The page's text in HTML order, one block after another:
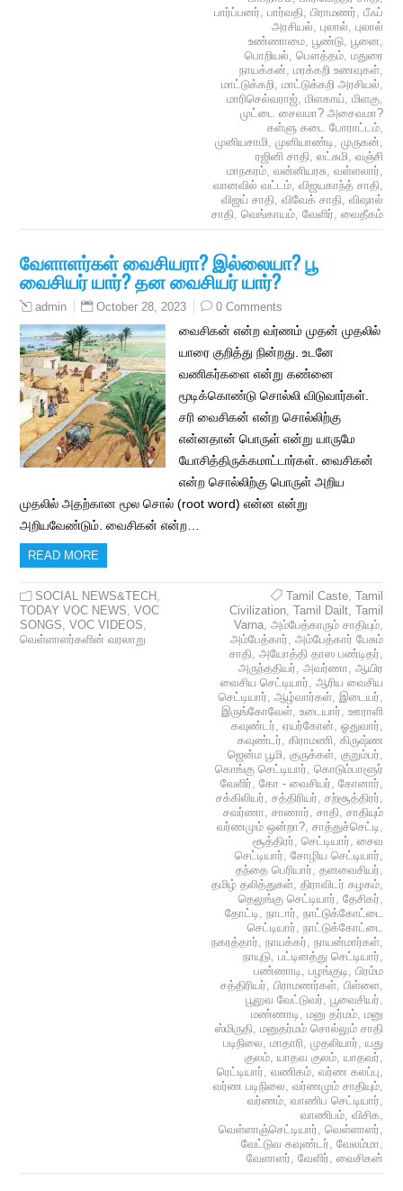
பார்ப்பனர், பார்வதி, பிராமணர், பீஃப்
அரசியல், புலால், புலால்
உண்ணாமை, பூண்டு, பூனை,
பொறியல், பௌத்தம், மதுரை
நாயக்கன், மரக்கறி உணவுகள்,
மாட்டுக்கறி, மாட்டுக்கறி அரசியல்,
மாரிசெல்வராஜ், மிளகாய், மிளகு,
முட்டை சைவமா? அசைவமா?
கள்ளு கடை போராட்டம்,
முனியசாமி, முனியாண்டி, முருகன்,
ரஜினி சாதி, லட்சுமி, வஞ்சி
மாநகரம், வன்னியரசு, வள்ளலார்,
வானவில் வட்டம், விஜயகாந்த் சாதி,
விஜய் சாதி, விவேக் சாதி, விஷால்
சாதி, வெங்காயம், வேளிர், வைதீகம்
வேளாளர்கள் வைசியரா? இல்லையா? பூ
வைசியர் யார்? தன வைசியர் யார்?
admin October 28, 2023 0 Comments
வைசிகன் என்ற வர்ணம் முதன் முதலில்
யாரை குறித்து நின்றது. உடனே
வணிகர்களை என்று கண்னை
மூடிக்கொண்டு சொல்லி விடுவார்கள்.
சரி வைசிகன் என்ற சொல்லிற்கு
என்னதான் பொருள் என்று யாருமே
யோசித்திருக்கமாட்டார்கள். வைசிகன்
என்ற சொல்லிற்கு பொருள் அறிய
முதலில் அதற்கான மூல சொல் (root word) என்ன என்று
அறியவேண்டும். வைசிகன் என்ற…
READ MORE
SOCIAL NEWS&TECH ,
TODAY VOC NEWS,VOC
SONGS,VOC VIDEOS,
வெள்ளாளர்களின் வரலாறு
Tamil Caste, Tamil
Civilization, Tamil Dailt, Tamil
Varna, அம்பேத்காரும் சாதியும்,
அம்பேத்கார், அம்பேத்கார் பேசும்
சாதி, அயோத்தி தாஸ பண்டிதர்,
அருந்ததியர், அவர்ணா, ஆயிர
வைசிய செட்டியார், ஆரிய வைசிய
செட்டியார், ஆழ்வார்கள், இடையர்,
இருங்கோவேள், உடையார், ஊராளி
கவுண்டர், ஏயர்கோன், ஓதுவார்,
கவுண்டர், கிராமணி, கிருஷ்ண
ஜென்ம பூமி, குருக்கள், குறும்பர்,
கொங்கு செட்டியார், கொடும்பாளூர்
வேளிர், கோ - வைசியர், கோனார்,
சக்கிலியர், சத்திரியர், சற்சூத்திரர்,
சவர்ணா, சாணார், சாதி, சாதியும்
வர்ணமும் ஒன்றா?, சாத்துச்செட்டி,
சூத்திரர், செட்டியார், சைவ
செட்டியார், சோழிய செட்டியார்,
தந்தை பெரியார், தனவைசியர்,
தமிழ் தலித்துகள், திராவிடர் கழகம்,
தெலுங்கு செட்டியார், தேசிகர்,
தோட்டி, நாடார், நாட்டுக்கோட்டை
செட்டியார், நாட்டுக்கோட்டை
நகரத்தார், நாயக்கர், நாயன்மார்கள்,
நாயுடு, பட்டினத்து செட்டியார்,
பண்ணாடி, பழங்குடி, பிரம்ம
சத்திரியர், பிராமணர்கள், பிள்ளை,
பூலுவ வேட்டுவர், பூவைசியர்,
மண்ணாடி, மனு தர்மம், மனு
ஸ்மிருதி, மனுதர்மம் சொல்லும் சாதி
படிநிலை, மாதாரி, முதலியார், யது
குலம், யாதவ குலம், யாதவர்,
ரெட்டியார், வணிகம், வர்ண கலப்பு,
வர்ண படிநிலை, வர்ணமும் சாதியும்,
வர்ணம், வாணிப செட்டியார்,
வாணிபம், விசிக,
வெள்ளாஞ்செட்டியார், வெள்ளாளர்,
வேட்டுவ கவுண்டர், வேலம்மா,
வேளாளர், வேளிர், வைசிகன்